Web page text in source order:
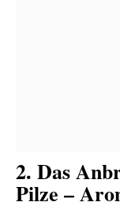
2. Das
Pilze –